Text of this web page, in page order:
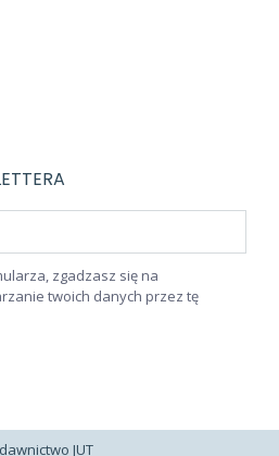
zgadzasz się na
twoich danych przez tę
JUT